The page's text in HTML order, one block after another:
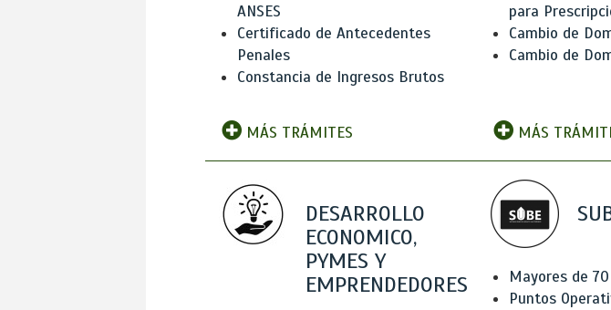
ANSES
Certificado de Antecedentes
Penales
Constancia de Ingresos Brutos
MÁS TRÁMITES
para
Cambio de
Cambio de
MÁS
DESARROLLO
ECONOMICO,
PYMES Y
EMPRENDEDORES
Mayores de
Puntos